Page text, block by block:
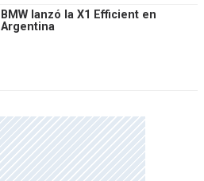
BMW lanzó la X1 Efficient en
Argentina